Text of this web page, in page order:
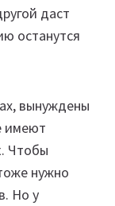
даст
останутся
вынуждены
имеют
Чтобы
нужно
Но у